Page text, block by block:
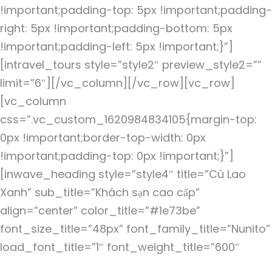
!important;padding-top: 5px !important;padding-
right: 5px !important;padding-bottom: 5px
!important;padding-left: 5px !important;}”]
[intravel_tours style=”style2″ preview_style2=””
limit=”6″][/vc_column][/vc_row][vc_row]
[vc_column
css=”.vc_custom_1620984834105{margin-top:
0px !important;border-top-width: 0px
!important;padding-top: 0px !important;}”]
[inwave_heading style=”style4″ title=”Cù Lao
Xanh” sub_title=”Khách sạn cao cấp”
align=”center” color_title=”#1e73be”
font_size_title=”48px” font_family_title=”Nunito”
load_font_title=”1″ font_weight_title=”600″